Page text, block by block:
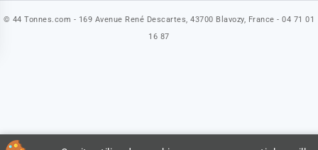
© 44 Tonnes.com - 169 Avenue René Descartes, 43700 Blavozy, France - 04 71 01
16 87